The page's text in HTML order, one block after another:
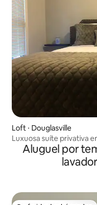
Loft ⋅ Douglasville
Luxuosa suíte privativa
Aluguel por